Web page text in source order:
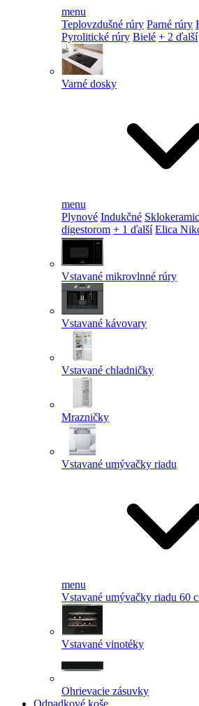
menu
Teplovzdušné rúry Parné rúry
Pyrolitické rúry Bielé + 2 ďalší
Varné dosky
menu
Plynové Indukčné
digestorom + 1 ďalší Elica
Vstavané mikrovlnné rúry
Vstavané kávovary
Vstavané chladničky
Mrazničky
Vstavané umývačky riadu
menu
Vstavané umývačky riadu 60
Vstavané vinotéky
Ohrievacie zásuvky
Odpadkové koše